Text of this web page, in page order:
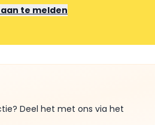
te melden
Deel het met ons via het